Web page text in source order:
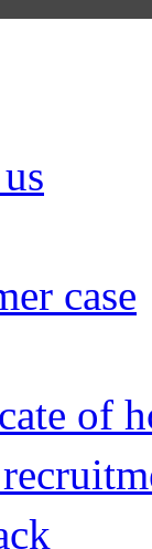
case
of